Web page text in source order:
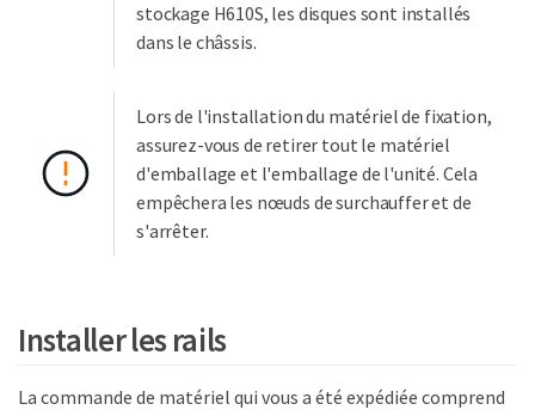
stockage H610S, les disques sont installés
dans le châssis.
Lors de l'installation du matériel de fixation,
assurez-vous de retirer tout le matériel
d'emballage et l'emballage de l'unité. Cela
empêchera les nœuds de surchauffer et de
s'arrêter.
Installer les rails
La commande de matériel qui vous a été expédiée comprend